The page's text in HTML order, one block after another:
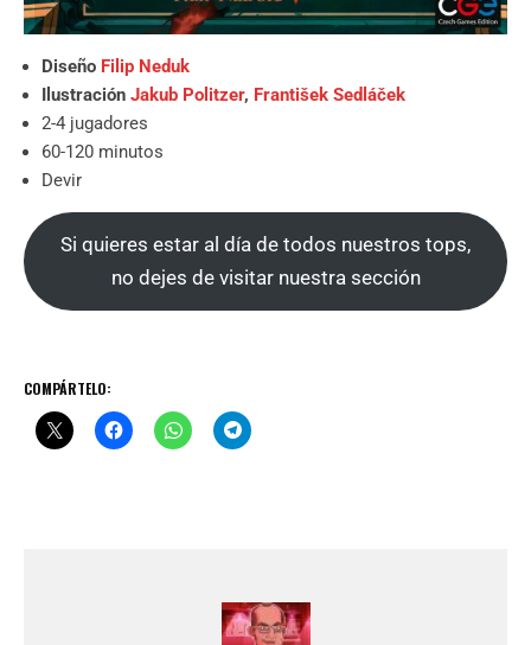
Diseño Filip Neduk
Ilustración Jakub Politzer, František Sedláček
2-4 jugadores
60-120 minutos
Devir
Si quieres estar al día de todos nuestros tops,
no dejes de visitar nuestra sección
COMPÁRTELO: